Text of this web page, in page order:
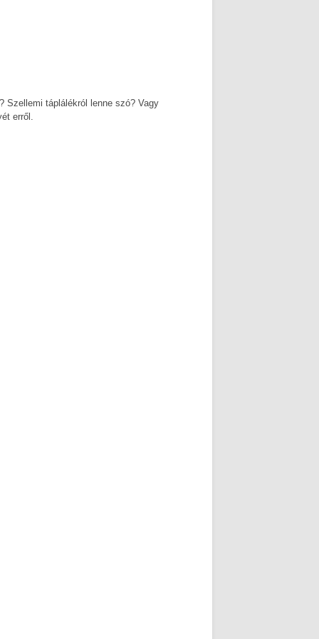
Szellemi táplálékról lenne szó? Vagy
erről.